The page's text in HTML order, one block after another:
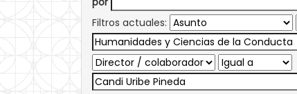
Filtros actuales: